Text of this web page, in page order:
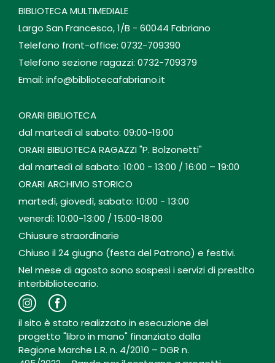
BIBLIOTECA MULTIMEDIALE
Largo San Francesco, 1/B - 60044 Fabriano
Telefono front-office: 0732-709390
Telefono sezione ragazzi: 0732-709379
Email: info@bibliotecafabriano.it
ORARI BIBLIOTECA
dal martedì al sabato: 09:00-19:00
ORARI BIBLIOTECA RAGAZZI "P. Bolzonetti"
dal martedì al sabato: 10:00 - 13:00 / 16:00 – 19:00
ORARI ARCHIVIO STORICO
martedì, giovedì, sabato: 10:00 - 13:00
venerdì: 10:00-13:00 / 15:00-18:00
Chiusure straordinarie
Chiuso il 24 giugno (festa del Patrono) e festivi.
Nel mese di agosto sono sospesi i servizi di prestito
interbibliotecario.
il sito è stato realizzato in esecuzione del
progetto "libro in mano" finanziato dalla
Regione Marche L.R. n. 4/2010 – DGR n.